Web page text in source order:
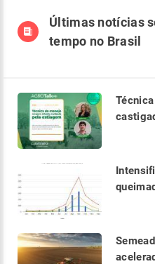
Últimas notícias
tempo no Brasil